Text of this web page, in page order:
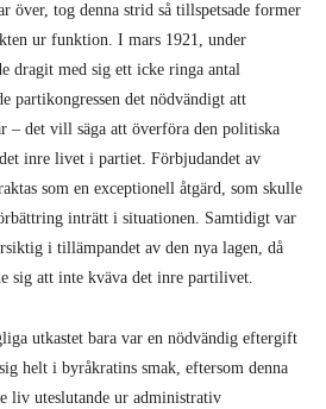
över, tog denna strid så tillspetsade former
ur funktion. I mars 1921, under
dragit med sig ett icke ringa antal
partikongressen det nödvändigt att
– det vill säga att överföra den politiska
inre livet i partiet. Förbjudandet av
som en exceptionell åtgärd, som skulle
inträtt i situationen. Samtidigt var
i tillämpandet av den nya lagen, då
sig att inte kväva det inre partilivet.
utkastet bara var en nödvändig eftergift
helt i byråkratins smak, eftersom denna
liv uteslutande ur administrativ